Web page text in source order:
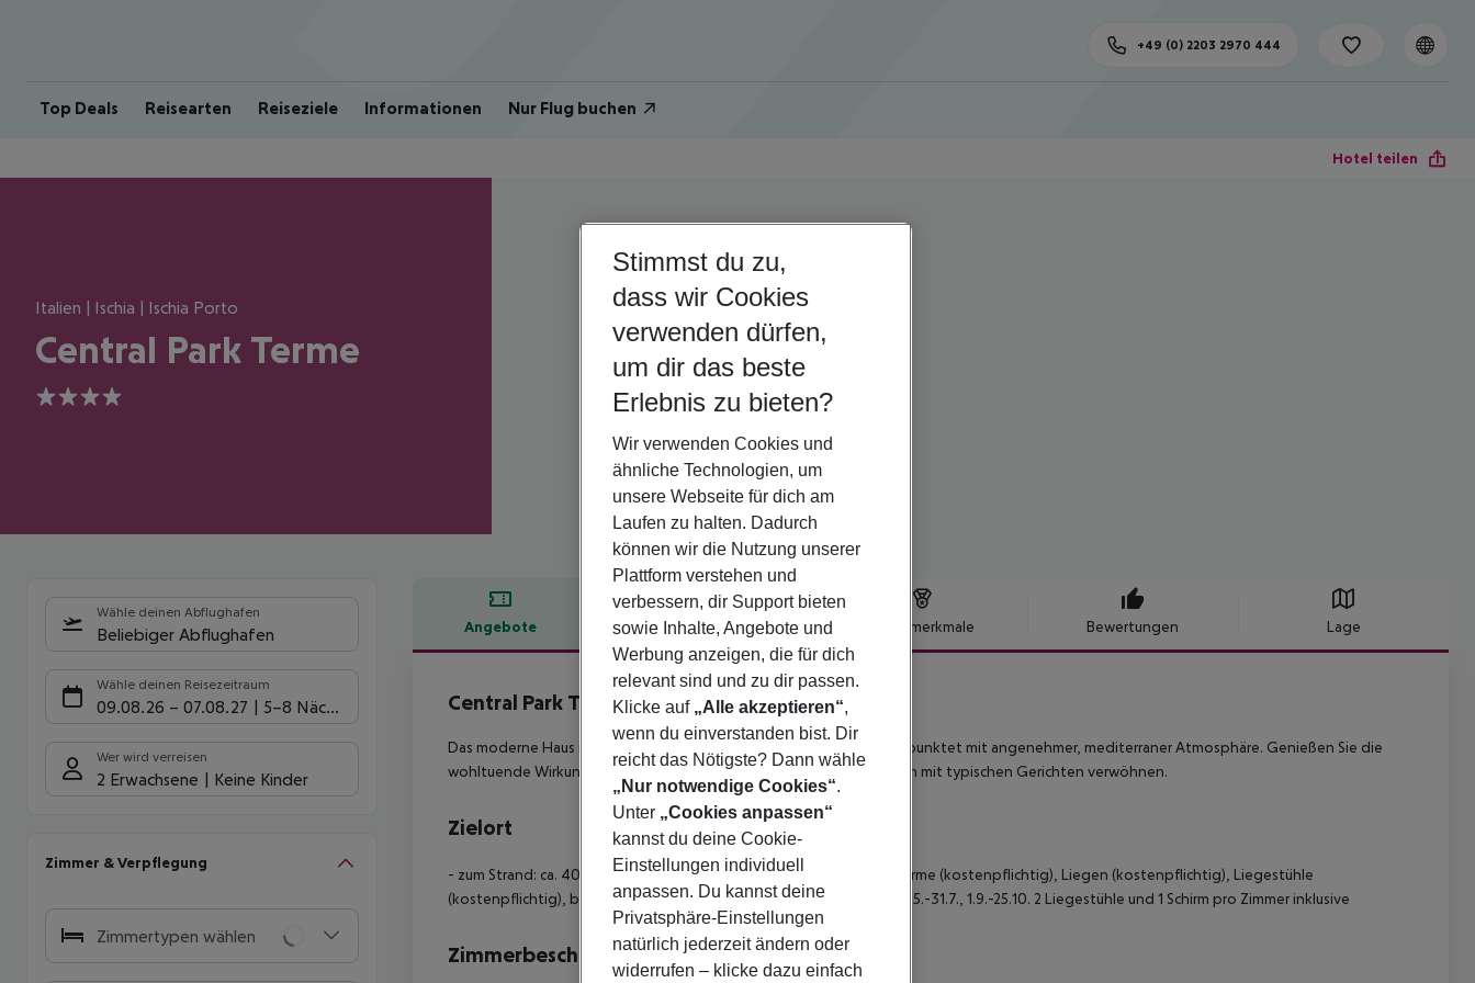
Top Deals Reisearten Reiseziele Informationen Nur Flug buchen
+49 (0) 2203 2970 444
Hotel teilen
Italien | Ischia | Ischia Porto
Central Park Terme
4
Wähle deinen Abflughafen
Beliebiger Abflughafen
Wähle deinen Reisezeitraum
09.08.26 – 07.08.27 5-8 Nächte
Wer wird verreisen
2 Erwachsene Keine Kinder
Zimmer & Verpflegung
Zimmertypen wählen
Angebote Hotelbeschreibung Hotelmerkmale Bewertungen Lage
Hotelbeschreibung
Central Park Terme
Das moderne Haus ist von einem gepflegten Garten umgeben und punktet mit angenehmer, mediterraner Atmosphäre. Genießen Sie die
wohltuende Wirkung des Thermalbades und lassen Sie sich kulinarisch mit typischen Gerichten verwöhnen.
Zielort
- zum Strand: ca. 400 m - zentral- Kiesstrand: öffentlich, Sonnenschirme (kostenpflichtig), Liegen (kostenpflichtig), Liegestühle
(kostenpflichtig), bei Mindestaufenthalt 7 Nächte sind im Zeitraum 1.5.-31.7., 1.9.-25.10. 2 Liegestühle und 1 Schirm pro Zimmer inklusive
Zimmerbeschreibung
Stimmst du zu,
dass wir Cookies
verwenden dürfen,
um dir das beste
Erlebnis zu bieten?
Wir verwenden Cookies und
ähnliche Technologien, um
unsere Webseite für dich am
Laufen zu halten. Dadurch
können wir die Nutzung unserer
Plattform verstehen und
verbessern, dir Support bieten
sowie Inhalte, Angebote und
Werbung anzeigen, die für dich
relevant sind und zu dir passen.
Klicke auf „Alle akzeptieren“,
wenn du einverstanden bist. Dir
reicht das Nötigste? Dann wähle
„Nur notwendige Cookies“.
Unter „Cookies anpassen“
kannst du deine Cookie-
Einstellungen individuell
anpassen. Du kannst deine
Privatsphäre-Einstellungen
natürlich jederzeit ändern oder
widerrufen – klicke dazu einfach